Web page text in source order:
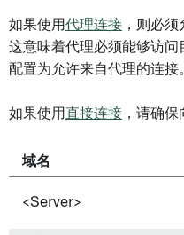
如果使用代理连接 ，则必
这意味着代理必须能够访
配置为允许来自代理的连接
如果使用 直接连接 ，请确
域名
<Server>